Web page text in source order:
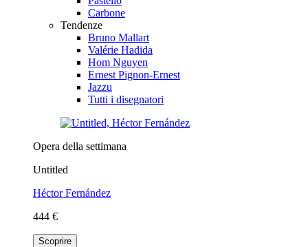
Carbone
Tendenze
Bruno Mallart
Valérie Hadida
Hom Nguyen
Ernest Pignon-Ernest
Jazzu
Tutti i disegnatori
Opera della settimana
Untitled
Héctor Fernández
444 €
Scoprire